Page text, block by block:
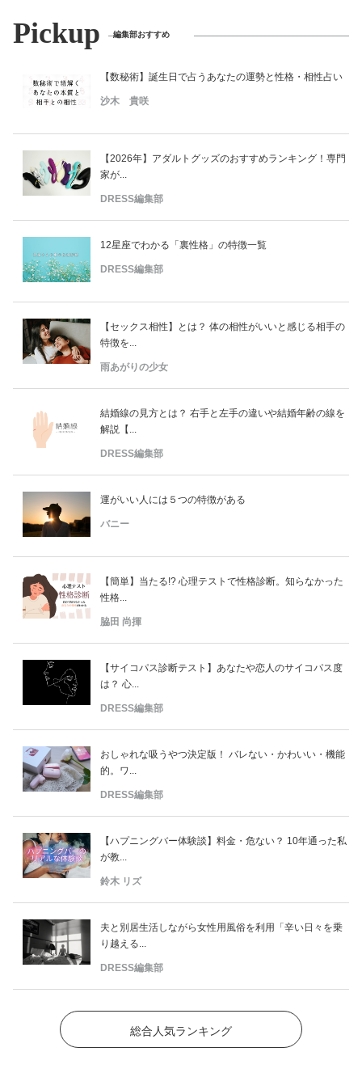
Pickup 編集部おすすめ
【数秘術】誕生日で占うあなたの運勢と性格・相性占い
沙木 貴咲
【2026年】アダルトグッズのおすすめランキング！専門
家が...
DRESS編集部
12星座でわかる「裏性格」の特徴一覧
DRESS編集部
【セックス相性】とは？ 体の相性がいいと感じる相手の
特徴を...
雨あがりの少女
結婚線の見方とは？ 右手と左手の違いや結婚年齢の線を
解説【...
DRESS編集部
運がいい人には５つの特徴がある
バニー
【簡単】当たる!? 心理テストで性格診断。知らなかった
性格...
脇田 尚揮
【サイコパス診断テスト】あなたや恋人のサイコパス度
は？ 心...
DRESS編集部
おしゃれな吸うやつ決定版！ バレない・かわいい・機能
的。ワ...
DRESS編集部
【ハプニングバー体験談】料金・危ない？ 10年通った私
が教...
鈴木 リズ
夫と別居生活しながら女性用風俗を利用「辛い日々を乗
り越える...
DRESS編集部
総合人気ランキング